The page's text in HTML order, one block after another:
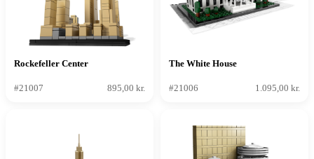
Rockefeller Center
#21007 895,00 kr.
The White House
#21006 1.095,00 kr.